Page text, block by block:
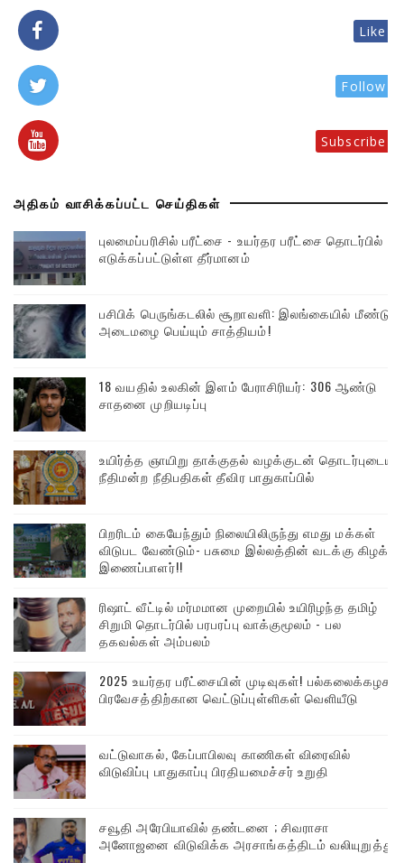
Like
Follow
Subscribe
அதிகம் வாசிக்கப்பட்ட செய்திகள்
புலமைப்பரிசில் பரீட்சை - உயர்தர பரீட்சை தொடர்பில்
எடுக்கப்பட்டுள்ள தீர்மானம்
பசிபிக் பெருங்கடலில் சூறாவளி: இலங்கையில் மீண்டும்
அடைமழை பெய்யும் சாத்தியம்!
18 வயதில் உலகின் இளம் பேராசிரியர்: 306 ஆண்டு
சாதனை முறியடிப்பு
உயிர்த்த ஞாயிறு தாக்குதல் வழக்குடன் தொடர்புடைய
நீதிமன்ற நீதிபதிகள் தீவிர பாதுகாப்பில்
பிறரிடம் கையேந்தும் நிலையிலிருந்து எமது மக்கள்
விடுபட வேண்டும்- பசுமை இல்லத்தின் வடக்கு கிழக்கு
இணைப்பாளர்!!
ரிஷாட் வீட்டில் மர்மமான முறையில் உயிரிழந்த தமிழ்
சிறுமி தொடர்பில் பரபரப்பு வாக்குமூலம் - பல
தகவல்கள் அம்பலம்
2025 உயர்தர பரீட்சையின் முடிவுகள்! பல்கலைக்கழக
பிரவேசத்திற்கான வெட்டுப்புள்ளிகள் வெளியீடு
வட்டுவாகல், கேப்பாபிலவு காணிகள் விரைவில்
விடுவிப்பு பாதுகாப்பு பிரதியமைச்சர் உறுதி
சவூதி அரேபியாவில் தண்டனை ; சிவராசா
அனோஜனை விடுவிக்க அரசாங்கத்திடம் வலியுறுத்து